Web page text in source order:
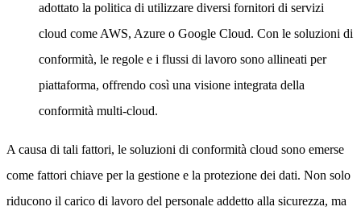
adottato la politica di utilizzare diversi fornitori di servizi
cloud come AWS, Azure o Google Cloud. Con le soluzioni di
conformità, le regole e i flussi di lavoro sono allineati per
piattaforma, offrendo così una visione integrata della
conformità multi-cloud.
A causa di tali fattori, le soluzioni di conformità cloud sono emerse
come fattori chiave per la gestione e la protezione dei dati. Non solo
riducono il carico di lavoro del personale addetto alla sicurezza, ma